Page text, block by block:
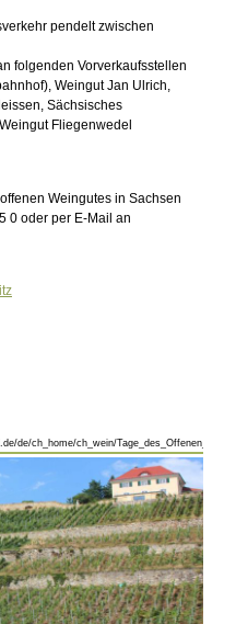
pendelt zwischen
folgenden Vorverkaufsstellen
Weingut Jan Ulrich,
Sächsisches
Fliegenwedel
Weingutes in Sachsen
0 oder per E-Mail an
de/ch_home/ch_wein/